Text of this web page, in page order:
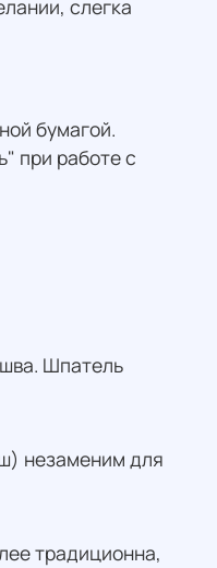
слегка
бумагой.
при работе с
Шпатель
незаменим для
традиционна,